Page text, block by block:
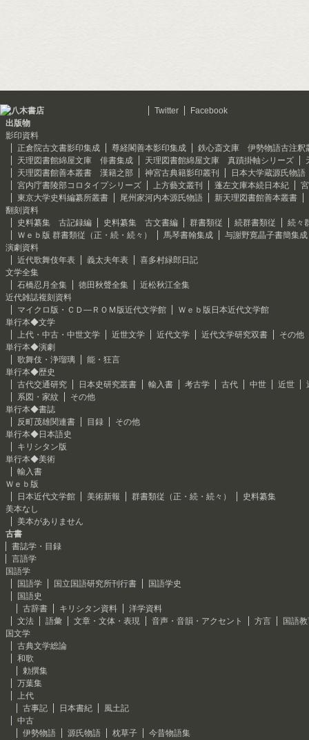
Twitter
Facebook
出版物
影印資料
正倉院古文書影印集成
尊経閣善本影印集成
鉄心斎文庫 伊勢物語古注釈
天理図書館綿屋文庫 俳書集成
天理図書館綿屋文庫 真蹟掛軸シリーズ
天理図書館善本叢書 漢籍之部
神宮古典籍影印叢刊
日本大学蔵源氏物語
宮内庁書陵部コロタイプシリーズ
上方藝文叢刊 蓬左文庫本続日本紀
東京大学史料編纂所叢書
尾州家河内本源氏物語
新天理図書館善本叢書
翻刻資料
史料纂集 古記録編
史料纂集 古文書編 群書類従 続群書類従
続々
Ｗｅｂ版 群書類従（正・続・続々）
馬琴書翰集成
与謝野寛晶子書簡集成
演劇資料
近代歌舞伎年表
義太夫年表
喜多村緑郎日記
文学全集
石橋忍月全集
徳田秋聲全集
近松秋江全集
近代雑誌複刻資料
マイクロ版・ＣＤ―ＲＯＭ版近代文学館
Ｗｅｂ版日本近代文学館
単行本◆文学
上代・中古・中世文学
近世文学 近代文学 近代文学研究双書
その他
単行本◆演劇
歌舞伎・浄瑠璃
能・狂言
単行本◆歴史
古代交通研究
日本史研究叢書 輸入書 考古学 古代 中世 近世
系図・家紋
その他
単行本◆書誌
反町茂雄関連書
目録
その他
単行本◆日本語史
キリシタン版
単行本◆美術
輸入書
Ｗｅｂ版
日本近代文学館
美術新報 群書類従（正・続・続々）
史料纂集
美本なし
美本がありません
古書
書誌学・目録
言語学
国語学
国語学
国立国語研究所刊行書
国語学史
国語史
古辞書
キリシタン資料
洋学資料
文法
語彙 文章・文体・表現 音声・音韻・アクセント 方言
国語
国文学
古典文学総論
和歌
勅撰集
万葉集
上代
古事記
日本書紀
風土記
中古
伊勢物語
源氏物語 枕草子
今昔物語集